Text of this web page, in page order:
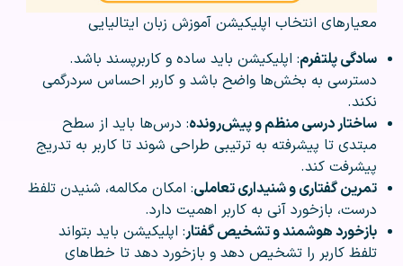
معیارهای انتخاب اپلیکیشن آموزش زبان ایتالیایی
سادگی پلتفرم: اپلیکیشن باید ساده و کاربرپسند باشد.
دسترسی به بخش‌ها واضح باشد و کاربر احساس سردرگمی
نکند.
ساختار درسی منظم و پیش‌رونده: درس‌ها باید از سطح
مبتدی تا پیشرفته به ترتیبی طراحی شوند تا کاربر به تدریج
پیشرفت کند.
تمرین گفتاری و شنیداری تعاملی: امکان مکالمه، شنیدن تلفظ
درست، بازخورد آنی به کاربر اهمیت دارد.
بازخورد هوشمند و تشخیص گفتار: اپلیکیشن باید بتواند
تلفظ کاربر را تشخیص دهد و بازخورد دهد تا خطاهای